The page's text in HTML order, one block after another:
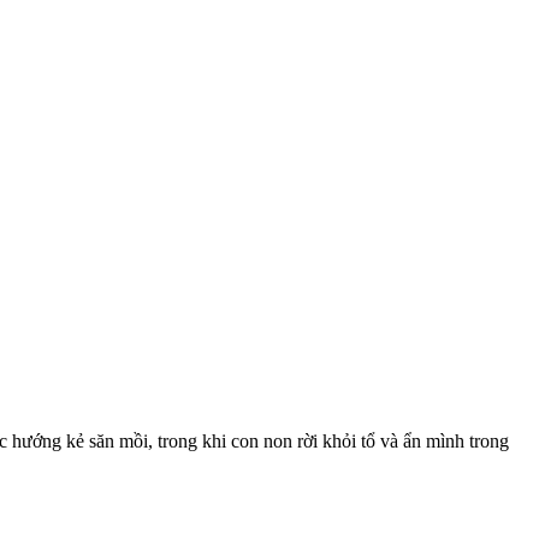
hướng kẻ săn mồi, trong khi con non rời khỏi tổ và ẩn mình trong